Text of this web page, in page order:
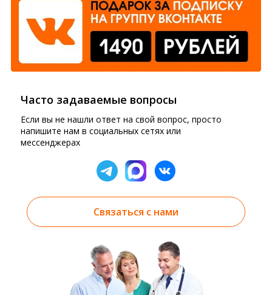
Часто задаваемые вопросы
Если вы не нашли ответ на свой вопрос, просто
напишите нам в социальных сетях или
мессенджерах
Связаться с нами